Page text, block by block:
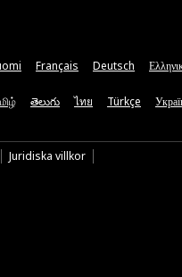
Français Deutsch
తెలుగు ไทย Türkçe
Juridiska villkor